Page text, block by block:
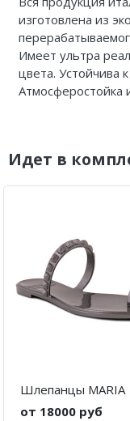
изготовлена из
Имеет ультра
цвета. Устойчива
Атмосферостойка
Идет в
Шлепанцы MARIA
от 18000 руб